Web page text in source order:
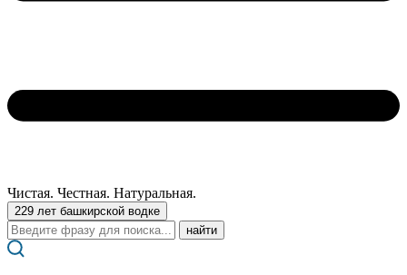
Чистая. Честная. Натуральная.
229 лет башкирской водке
Поиск: